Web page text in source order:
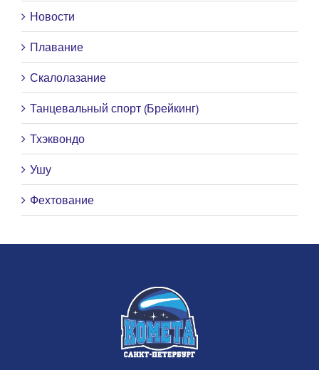
Новости
Плавание
Скалолазание
Танцевальный спорт (Брейкинг)
Тхэквондо
Ушу
Фехтование